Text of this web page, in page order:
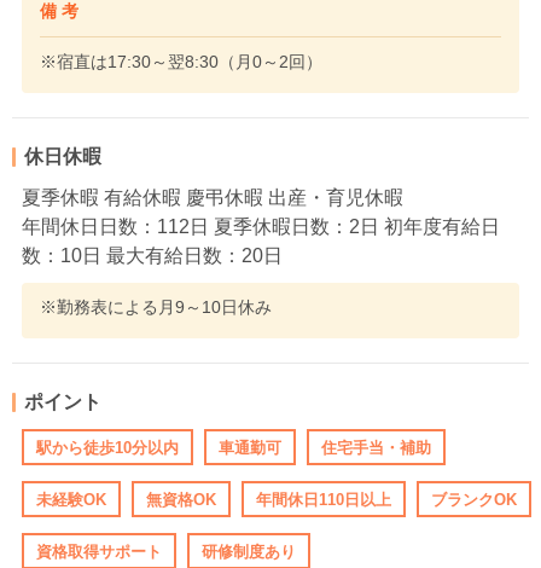
備 考
※宿直は17:30～翌8:30（月0～2回）
休日休暇
夏季休暇 有給休暇 慶弔休暇 出産・育児休暇
年間休日日数：112日 夏季休暇日数：2日 初年度有給日
数：10日 最大有給日数：20日
※勤務表による月9～10日休み
ポイント
駅から徒歩10分以内 車通勤可 住宅手当・補助
未経験OK 無資格OK 年間休日110日以上 ブランクOK
資格取得サポート 研修制度あり